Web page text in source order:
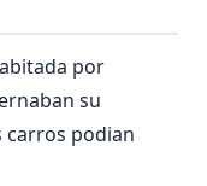
por
su
carros podian